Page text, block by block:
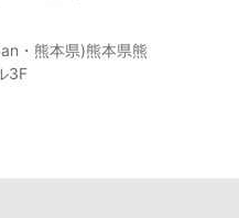
・熊本県)熊本県熊
3F